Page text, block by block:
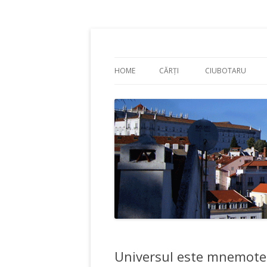
HOME CĂRȚI CIUBOTARU
Universul este